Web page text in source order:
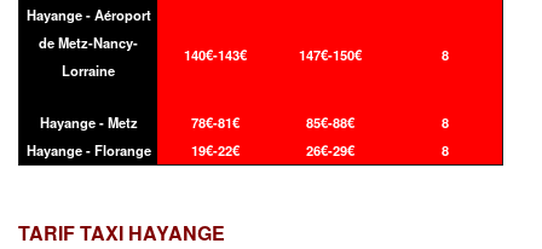
Hayange - Aéroport
de Metz-Nancy-
Lorraine
140€-143€ 147€-150€ 8
Hayange - Metz 78€-81€ 85€-88€
8
Hayange - Florange
19€-22€ 26€-29€ 8
TARIF TAXI HAYANGE